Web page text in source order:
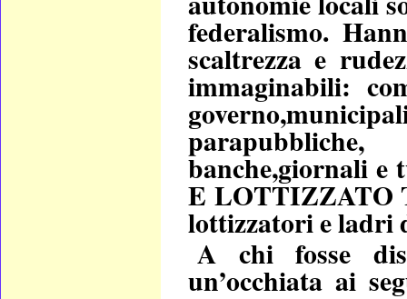
federalismo.
scaltrezza e
immaginabili:
banche,giornali e
E LOTTIZZATO
lottizzatori e ladri
A chi fosse
un’occhiata ai